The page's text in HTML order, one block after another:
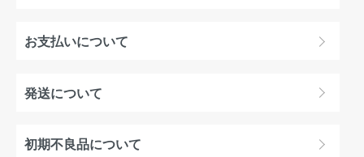
お支払いについて
発送について
初期不良品について